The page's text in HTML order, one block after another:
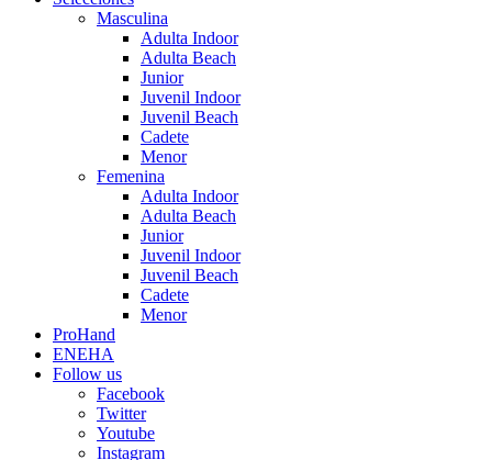
Masculina
Adulta Indoor
Adulta Beach
Junior
Juvenil Indoor
Juvenil Beach
Cadete
Menor
Femenina
Adulta Indoor
Adulta Beach
Junior
Juvenil Indoor
Juvenil Beach
Cadete
Menor
ProHand
ENEHA
Follow us
Facebook
Twitter
Youtube
Instagram